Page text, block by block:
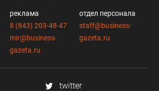
реклама
8 (843) 203-48-47
mir@business-
gazeta.ru
отдел персонала
staff@business-
gazeta.ru
twitter